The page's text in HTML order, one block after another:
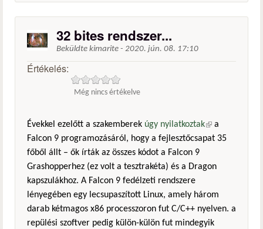
32 bites rendszer...
Beküldte kimarite - 2020. jún. 08. 17:10
Értékelés:
Még nincs értékelve
Évekkel ezelőtt a szakemberek úgy nyilatkoztak(külső
hivatkozás)
a
Falcon 9 programozásáról, hogy a fejlesztőcsapat 35
főből állt – ők írták az összes kódot a Falcon 9
Grashopperhez (ez volt a tesztrakéta) és a Dragon
kapszulákhoz. A Falcon 9 fedélzeti rendszere
lényegében egy lecsupaszított Linux, amely három
darab kétmagos x86 processzoron fut C/C++ nyelven. a
repülési szoftver pedig külön-külön fut mindegyik